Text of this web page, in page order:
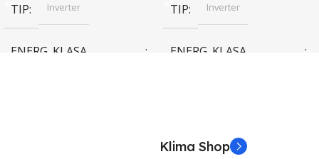
TIP Inverter
ENERG. KLASA
TIP Inverter
ENERG. KLASA
KAPACITET HLAĐENJA
Klima Shop